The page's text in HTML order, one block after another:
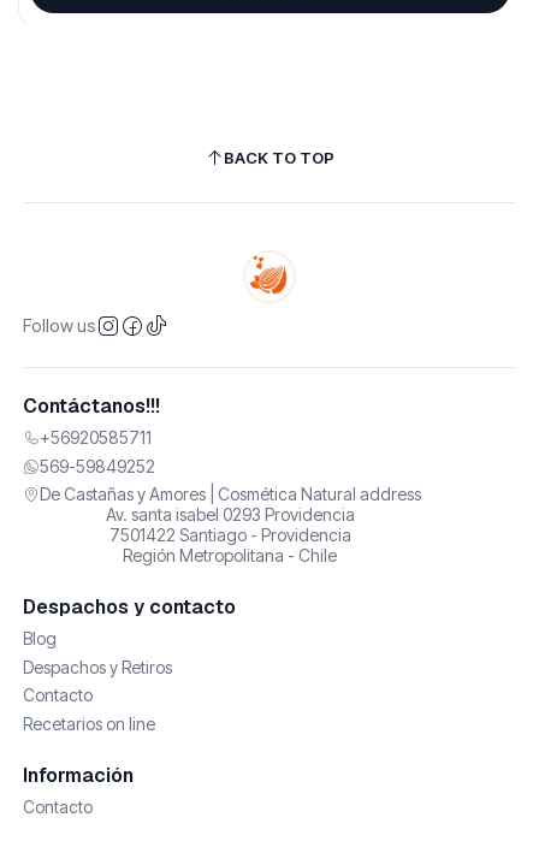
BACK TO TOP
Follow us
Contáctanos!!!
+56920585711
569-59849252
De Castañas y Amores | Cosmética Natural address
Av. santa isabel 0293 Providencia
7501422 Santiago - Providencia
Región Metropolitana - Chile
Despachos y contacto
Blog
Despachos y Retiros
Contacto
Recetarios on line
Información
Contacto